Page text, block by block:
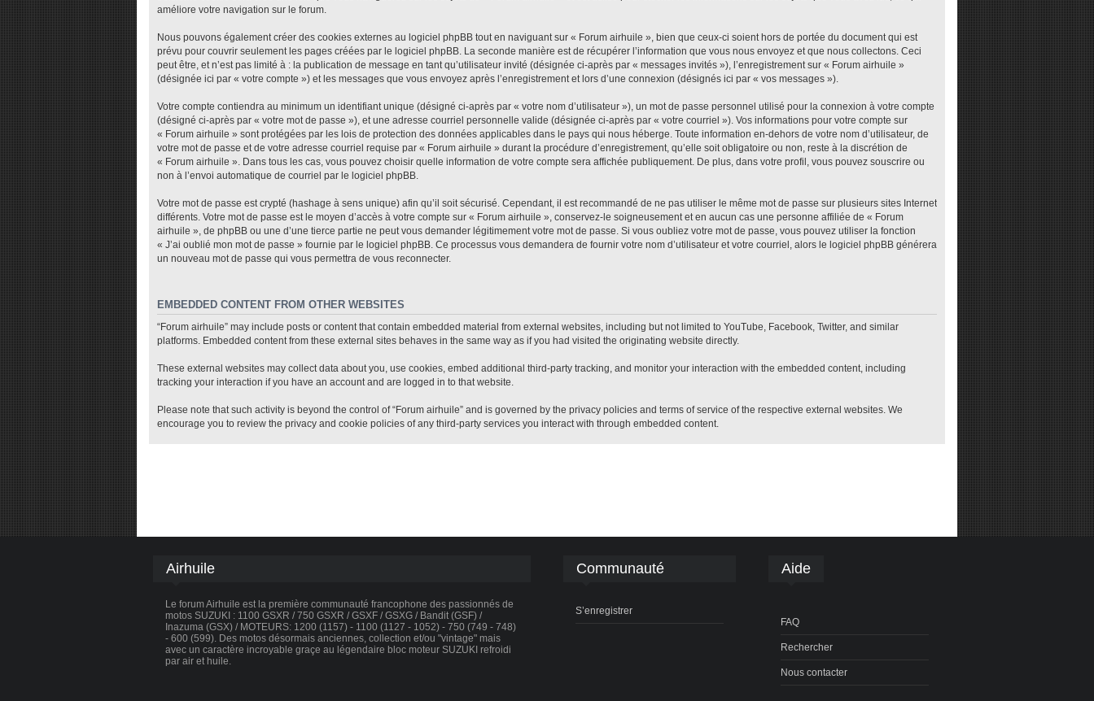
améliore votre navigation sur le forum.
Nous pouvons également créer des cookies externes au logiciel phpBB tout en naviguant sur « Forum airhuile », bien que ceux-ci soient hors de portée du document qui est
prévu pour couvrir seulement les pages créées par le logiciel phpBB. La seconde manière est de récupérer l’information que vous nous envoyez et que nous collectons. Ceci
peut être, et n’est pas limité à : la publication de message en tant qu’utilisateur invité (désignée ci-après par « messages invités »), l’enregistrement sur « Forum airhuile »
(désignée ici par « votre compte ») et les messages que vous envoyez après l’enregistrement et lors d’une connexion (désignés ici par « vos messages »).
Votre compte contiendra au minimum un identifiant unique (désigné ci-après par « votre nom d’utilisateur »), un mot de passe personnel utilisé pour la connexion à votre compte
(désigné ci-après par « votre mot de passe »), et une adresse courriel personnelle valide (désignée ci-après par « votre courriel »). Vos informations pour votre compte sur
« Forum airhuile » sont protégées par les lois de protection des données applicables dans le pays qui nous héberge. Toute information en-dehors de votre nom d’utilisateur, de
votre mot de passe et de votre adresse courriel requise par « Forum airhuile » durant la procédure d’enregistrement, qu’elle soit obligatoire ou non, reste à la discrétion de
« Forum airhuile ». Dans tous les cas, vous pouvez choisir quelle information de votre compte sera affichée publiquement. De plus, dans votre profil, vous pouvez souscrire ou
non à l’envoi automatique de courriel par le logiciel phpBB.
Votre mot de passe est crypté (hashage à sens unique) afin qu’il soit sécurisé. Cependant, il est recommandé de ne pas utiliser le même mot de passe sur plusieurs sites Internet
différents. Votre mot de passe est le moyen d’accès à votre compte sur « Forum airhuile », conservez-le soigneusement et en aucun cas une personne affiliée de « Forum
airhuile », de phpBB ou une d’une tierce partie ne peut vous demander légitimement votre mot de passe. Si vous oubliez votre mot de passe, vous pouvez utiliser la fonction
« J’ai oublié mon mot de passe » fournie par le logiciel phpBB. Ce processus vous demandera de fournir votre nom d’utilisateur et votre courriel, alors le logiciel phpBB générera
un nouveau mot de passe qui vous permettra de vous reconnecter.
EMBEDDED CONTENT FROM OTHER WEBSITES
“Forum airhuile” may include posts or content that contain embedded material from external websites, including but not limited to YouTube, Facebook, Twitter, and similar
platforms. Embedded content from these external sites behaves in the same way as if you had visited the originating website directly.
These external websites may collect data about you, use cookies, embed additional third-party tracking, and monitor your interaction with the embedded content, including
tracking your interaction if you have an account and are logged in to that website.
Please note that such activity is beyond the control of “Forum airhuile” and is governed by the privacy policies and terms of service of the respective external websites. We
encourage you to review the privacy and cookie policies of any third-party services you interact with through embedded content.
Airhuile
Le forum Airhuile est la première communauté francophone des passionnés de
motos SUZUKI : 1100 GSXR / 750 GSXR / GSXF / GSXG / Bandit (GSF) /
Inazuma (GSX) / MOTEURS: 1200 (1157) - 1100 (1127 - 1052) - 750 (749 - 748)
- 600 (599). Des motos désormais anciennes, collection et/ou "vintage" mais
avec un caractère incroyable graçe au légendaire bloc moteur SUZUKI refroidi
par air et huile.
Communauté
S’enregistrer
Aide
FAQ
Rechercher
Nous contacter